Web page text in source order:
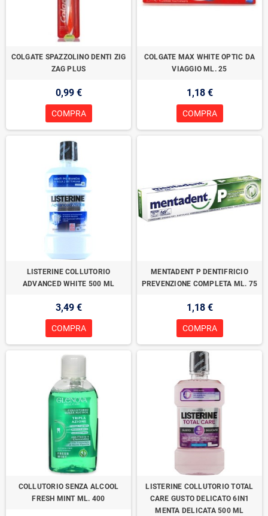
COLGATE SPAZZOLINO DENTI ZIG
ZAG PLUS
0,99 €
COMPRA
COLGATE MAX WHITE OPTIC DA
VIAGGIO ML. 25
1,18 €
COMPRA
LISTERINE COLLUTORIO
ADVANCED WHITE 500 ML
3,49 €
COMPRA
MENTADENT P DENTIFRICIO
PREVENZIONE COMPLETA ML. 75
1,18 €
COMPRA
COLLUTORIO SENZA ALCOOL
FRESH MINT ML. 400
LISTERINE COLLUTORIO TOTAL
CARE GUSTO DELICATO 6IN1
MENTA DELICATA 500 ML